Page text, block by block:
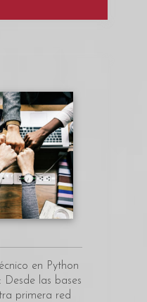
en Python
Desde las bases
primera red